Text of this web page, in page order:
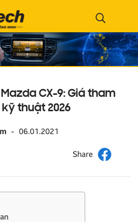
CX-9: Giá tham
thuật 2026
- 06.01.2021